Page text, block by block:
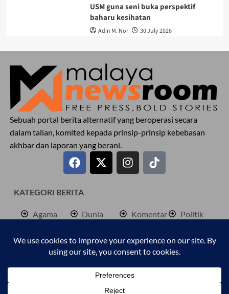
USM guna seni buka perspektif
baharu kesihatan
Adin M. Nor 30 July 2026
Sebuah portal berita alternatif yang beroperasi secara
dalam talian, komited kepada prinsip-prinsip kebebasan
akhbar dan laporan yang berani.
KATEGORI BERITA
Agama
Berita
Bisnes
Dunia
Jenayah
Kembara
Komentar
Palestine
Pendidkan
Politik
Sukan